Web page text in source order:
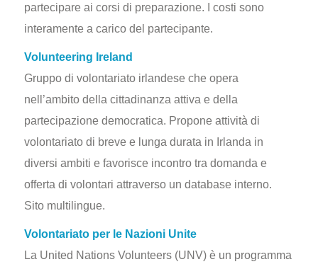
partecipare ai corsi di preparazione. I costi sono
interamente a carico del partecipante.
Volunteering Ireland
Gruppo di volontariato irlandese che opera
nell’ambito della cittadinanza attiva e della
partecipazione democratica. Propone attività di
volontariato di breve e lunga durata in Irlanda in
diversi ambiti e favorisce incontro tra domanda e
offerta di volontari attraverso un database interno.
Sito multilingue.
Volontariato per le Nazioni Unite
La United Nations Volunteers (UNV) è un programma